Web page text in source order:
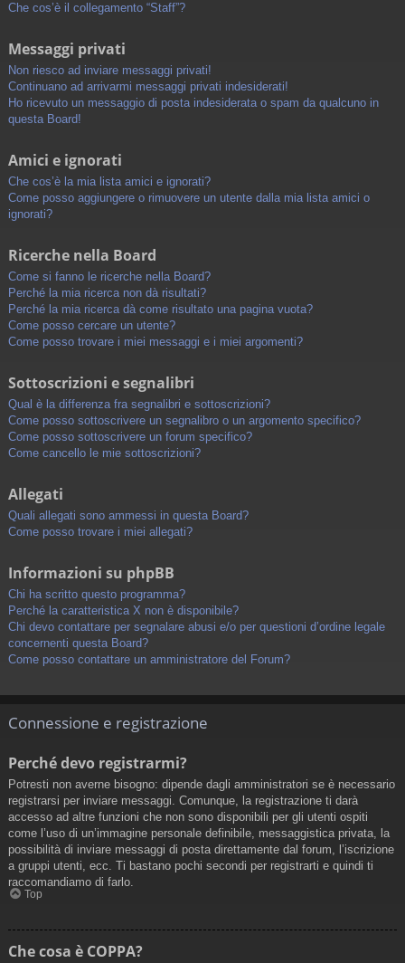
Che cos’è il collegamento “Staff”?
Messaggi privati
Non riesco ad inviare messaggi privati!
Continuano ad arrivarmi messaggi privati indesiderati!
Ho ricevuto un messaggio di posta indesiderata o spam da qualcuno in
questa Board!
Amici e ignorati
Che cos’è la mia lista amici e ignorati?
Come posso aggiungere o rimuovere un utente dalla mia lista amici o
ignorati?
Ricerche nella Board
Come si fanno le ricerche nella Board?
Perché la mia ricerca non dà risultati?
Perché la mia ricerca dà come risultato una pagina vuota?
Come posso cercare un utente?
Come posso trovare i miei messaggi e i miei argomenti?
Sottoscrizioni e segnalibri
Qual è la differenza fra segnalibri e sottoscrizioni?
Come posso sottoscrivere un segnalibro o un argomento specifico?
Come posso sottoscrivere un forum specifico?
Come cancello le mie sottoscrizioni?
Allegati
Quali allegati sono ammessi in questa Board?
Come posso trovare i miei allegati?
Informazioni su phpBB
Chi ha scritto questo programma?
Perché la caratteristica X non è disponibile?
Chi devo contattare per segnalare abusi e/o per questioni d’ordine legale
concernenti questa Board?
Come posso contattare un amministratore del Forum?
Connessione e registrazione
Perché devo registrarmi?
Potresti non averne bisogno: dipende dagli amministratori se è necessario
registrarsi per inviare messaggi. Comunque, la registrazione ti darà
accesso ad altre funzioni che non sono disponibili per gli utenti ospiti
come l’uso di un’immagine personale definibile, messaggistica privata, la
possibilità di inviare messaggi di posta direttamente dal forum, l’iscrizione
a gruppi utenti, ecc. Ti bastano pochi secondi per registrarti e quindi ti
raccomandiamo di farlo.
Top
Che cosa è COPPA?